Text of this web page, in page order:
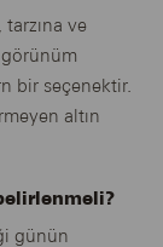
ve
görünüm
bir seçenektir.
altın
günün